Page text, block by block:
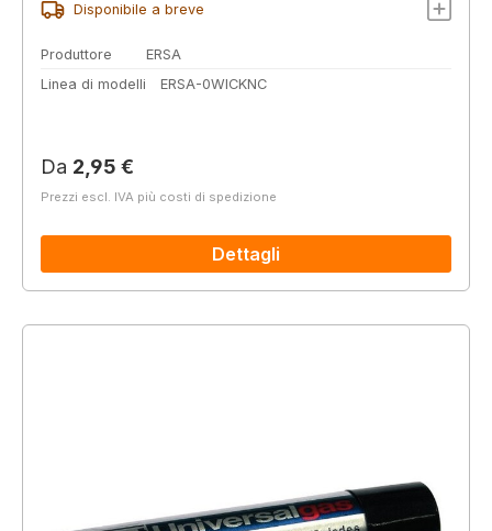
Disponibile a breve
Produttore
ERSA
Linea di modelli
ERSA-0WICKNC
Prezzo normale:
Da 2,95 €
Prezzi escl. IVA più costi di spedizione
Dettagli